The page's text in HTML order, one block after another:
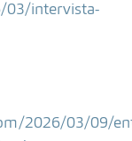
03/intervista-
2026/03/09/